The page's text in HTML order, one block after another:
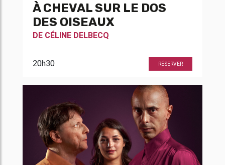
À CHEVAL SUR LE DOS
DES OISEAUX
DE CÉLINE DELBECQ
20h30 RÉSERVER